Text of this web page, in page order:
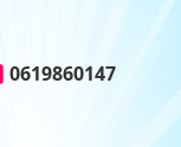
0619860147